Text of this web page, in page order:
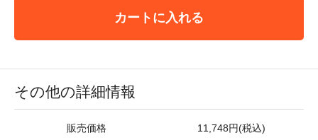
カートに入れる
その他の詳細情報
販売価格 11,748円(税込)